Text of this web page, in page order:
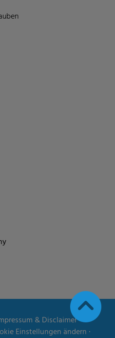
& Disclaimer∙
Einstellungen ändern ∙